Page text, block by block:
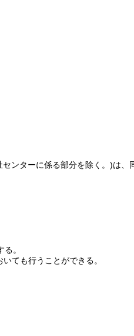
ンターに係る部分を除く。)は、
。
ても行うことができる。